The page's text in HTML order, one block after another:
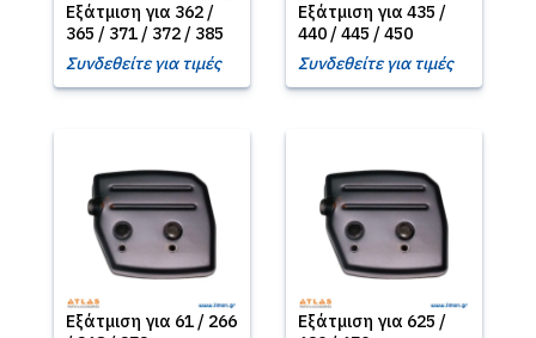
Εξάτμιση για 362 /
365 / 371 / 372 / 385
Συνδεθείτε για τιμές
Εξάτμιση για 435 /
440 / 445 / 450
Συνδεθείτε για τιμές
Εξάτμιση για 61 / 266
Εξάτμιση για 625 /